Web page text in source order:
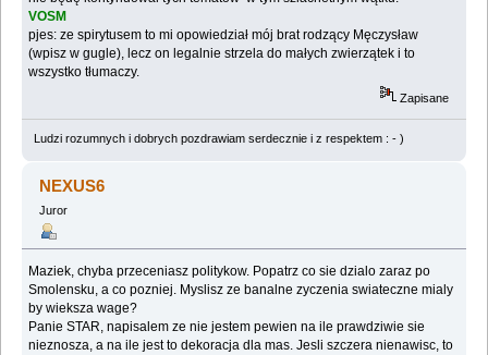
VOSM
pjes: ze spirytusem to mi opowiedział mój brat rodzący Męczysław
(wpisz w gugle), lecz on legalnie strzela do małych zwierzątek i to
wszystko tłumaczy.
Zapisane
Ludzi rozumnych i dobrych pozdrawiam serdecznie i z respektem : - )
NEXUS6
Juror
Maziek, chyba przeceniasz politykow. Popatrz co sie dzialo zaraz po
Smolensku, a co pozniej. Myslisz ze banalne zyczenia swiateczne mialy
by wieksza wage?
Panie STAR, napisalem ze nie jestem pewien na ile prawdziwie sie
nieznosza, a na ile jest to dekoracja dla mas. Jesli szczera nienawisc, to